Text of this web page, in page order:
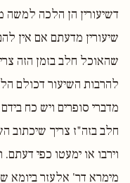
דשיעורין הן הלכה למשה
שיעורין מדעתם אם אין
שהאוכל חלב בזמן הזה
להרבות השיעור דכולם
מדברי סופרים ויש כח
חלב בזה"ז צריך שיכתוב
וירבו או ימעטו כפי
מימרא דר' אלעזר ביומא